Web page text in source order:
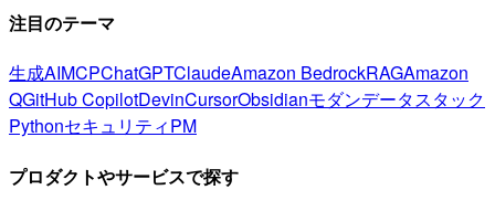
注目のテーマ
生成AIMCPChatGPTClaudeAmazon BedrockRAGAmazon
QGitHub CopilotDevinCursorObsidianモダンデータスタック
PythonセキュリティPM
プロダクトやサービスで探す